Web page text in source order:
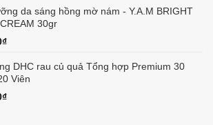
da sáng hồng mờ nám - Y.A.M BRIGHT
30gr
₫
DHC rau củ quả Tổng hợp Premium 30
Viên
₫